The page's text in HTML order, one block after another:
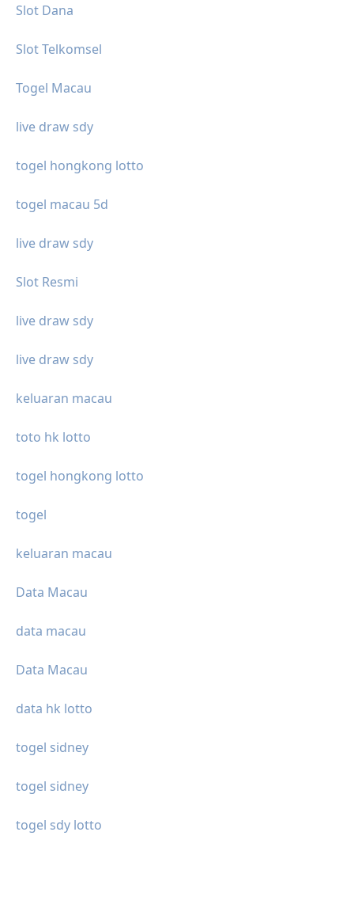
Slot Dana
Slot Telkomsel
Togel Macau
live draw sdy
togel hongkong lotto
togel macau 5d
live draw sdy
Slot Resmi
live draw sdy
live draw sdy
keluaran macau
toto hk lotto
togel hongkong lotto
togel
keluaran macau
Data Macau
data macau
Data Macau
data hk lotto
togel sidney
togel sidney
togel sdy lotto